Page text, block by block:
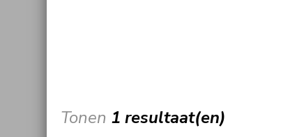
Tonen 1 resultaat(en)